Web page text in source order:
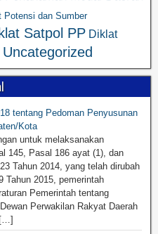
Potensi dan Sumber
Satpol PP Diklat
Uncategorized
tentang Pedoman Penyusunan
Kota
untuk melaksanakan
145, Pasal 186 ayat (1), dan
Tahun 2014, yang telah dirubah
Tahun 2015, pemerintah
Pemerintah tentang
Perwakilan Rakyat Daerah